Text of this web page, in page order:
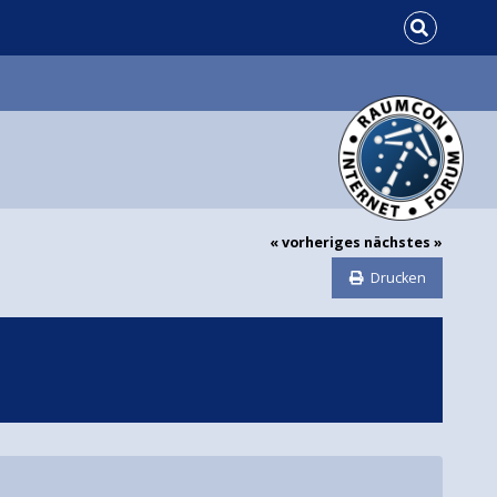
« vorheriges nächstes »
Drucken